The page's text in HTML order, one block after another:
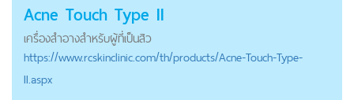
Acne Touch Type II
เครื่องสำอางสำหรับผู้ที่เป็นสิว
https://www.rcskinclinic.com/th/products/Acne-Touch-Type-
II.aspx